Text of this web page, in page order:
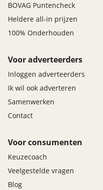
BOVAG Puntencheck
Heldere all-in prijzen
100% Onderhouden
Voor adverteerders
Inloggen adverteerders
Ik wil ook adverteren
Samenwerken
Contact
Voor consumenten
Keuzecoach
Veelgestelde vragen
Blog